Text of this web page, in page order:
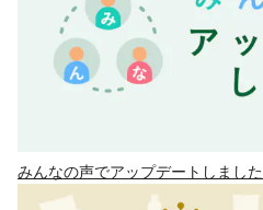
みんなの声でアップデートしました